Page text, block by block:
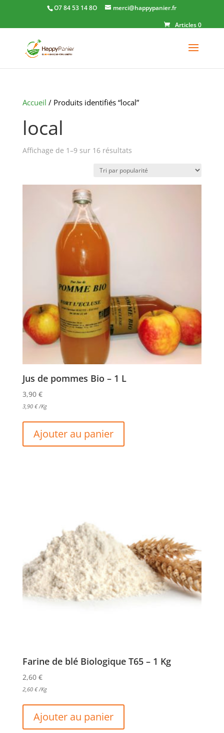
O7 84 53 14 8O
merci@happypanier.fr
Articles 0
Accueil / Produits identifiés “local”
local
Affichage de 1–9 sur 16 résultatsTrié
popularité
Jus de pommes Bio – 1 L
3,90 €
3,90 € /Kg
Ajouter au panier
Farine de blé Biologique T65 – 1 Kg
2,60 €
2,60 € /Kg
Ajouter au panier